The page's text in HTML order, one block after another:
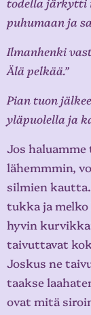
puhumaan ja
Ilmanhenki
Älä pelkää.”
Pian tuon
yläpuolella ja
Jos
lähemmmin,
silmien
tukka ja
hyvin
taivuttavat
Joskus ne
taakse
ovat mitä